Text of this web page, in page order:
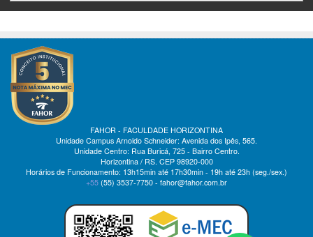
FAHOR - FACULDADE HORIZONTINA
Unidade Campus Arnoldo Schneider: Avenida dos Ipês, 565.
Unidade Centro: Rua Buricá, 725 - Bairro Centro.
Horizontina / RS. CEP 98920-000
Horários de Funcionamento: 13h15min até 17h30min - 19h até 23h (seg./sex.)
+55 (55) 3537-7750 - fahor@fahor.com.br